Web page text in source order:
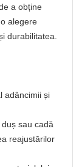
a obține
alegere
durabilitatea.
adâncimii și
sau cadă
reajustărilor